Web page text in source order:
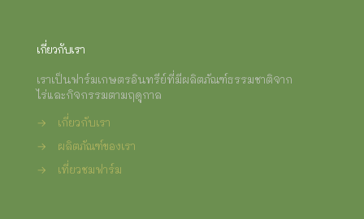
เกี่ยวกับเรา
เราเป็นฟาร์มเกษตรอินทรีย์ที่มีผลิตภัณฑ์ธรรมชาติจาก
ไร่และกิจกรรมตามฤดูกาล
→
เกี่ยวกับเรา
→
ผลิตภัณฑ์ของเรา
→
เที่ยวชมฟาร์ม